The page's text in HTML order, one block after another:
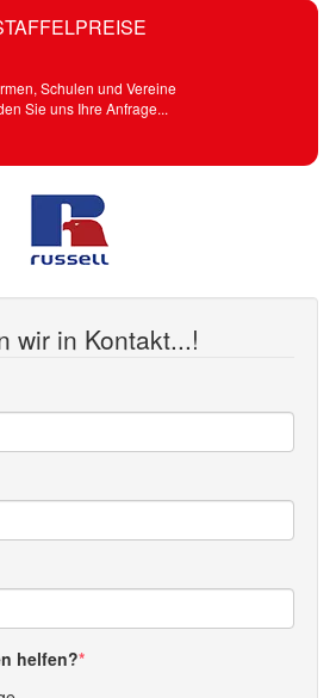
Schulen und Vereine
Sie uns Ihre Anfrage...
wir in Kontakt...!
helfen?